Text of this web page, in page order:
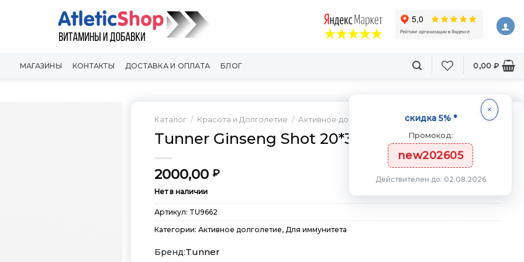
МАГАЗИНЫ КОНТАКТЫ ДОСТАВКА И ОПЛАТА БЛОГ 0,00 ₽
Каталог / Красота и Долголетие / Активное долголетие
Tunner Ginseng Shot 20*30 мл
2000,00 ₽
Нет в наличии
Артикул: TU9662
Категории: Активное долголетие, Для иммунитета
Tunner
скидка 5% *
Промокод:
new202605
Действителен до: 02.08.2026